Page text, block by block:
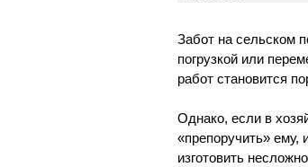
Забот на сельском
погрузкой или
работ становится
Однако, если в
«препоручить» ему,
изготовить